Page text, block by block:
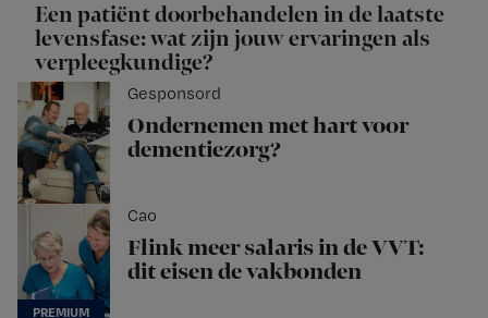
Een patiënt doorbehandelen in de laatste
levensfase: wat zijn jouw ervaringen als
verpleegkundige?
Gesponsord
Ondernemen met hart voor
dementiezorg?
Cao
Flink meer salaris in de VVT:
dit eisen de vakbonden